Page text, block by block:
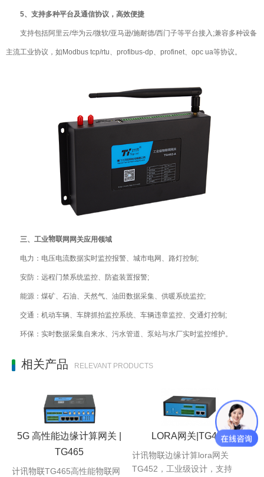
5、支持多种平台及通信协议，高效便捷
支持包括阿里云/华为云/微软/亚马逊/施耐德/西门子等平台接入;兼容多种设备
主流工业协议，如Modbus tcp/rtu、profibus-dp、profinet、opc ua等协议。
三、工业物联网网关应用领域
电力：电压电流数据实时监控报警、城市电网、路灯控制;
安防：远程门禁系统监控、防盗装置报警;
能源：煤矿、石油、天然气、油田数据采集、供暖系统监控;
交通：机动车辆、车牌抓拍监控系统、车辆违章监控、交通灯控制;
环保：实时数据采集自来水、污水管道、泵站与水厂实时监控维护。
相关产品 RELEVANT PRODUCTS
5G 高性能边缘计算网关 |
TG465
计讯物联TG465高性能物联网
LORA网关|TG452
计讯物联边缘计算lora网关
TG452，工业级设计，支持